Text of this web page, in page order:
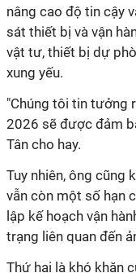
nâng cao độ tin cậy
sát thiết bị và vận
vật tư, thiết bị dự
xung yếu.
"Chúng tôi tin tưởng
2026 sẽ được đảm
Tân cho hay.
Tuy nhiên, ông cũng
vẫn còn một số hạn
lập kế hoạch vận
trạng liên quan đến
Thứ hai là khó khăn